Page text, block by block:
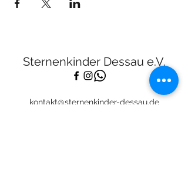
Sternenkinder Dessau e.V.
kontakt@sternenkinder-dessau.de